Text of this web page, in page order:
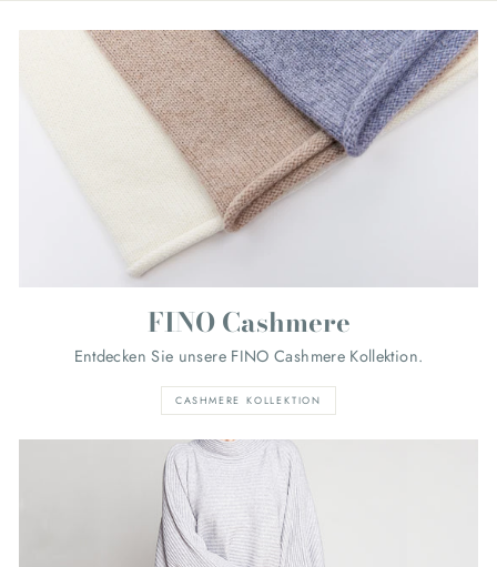
FINO Cashmere
Entdecken Sie unsere FINO Cashmere Kollektion.
CASHMERE KOLLEKTION